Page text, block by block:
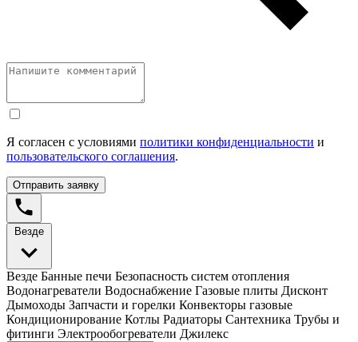
Я согласен с условиями политики конфиденциальности и
пользовательского соглашения.
Отправить заявку
Везде
Везде Банные печи Безопасность систем отопления
Водонагреватели Водоснабжение Газовые плиты Дисконт
Дымоходы Запчасти и горелки Конвекторы газовые
Кондиционирование Котлы Радиаторы Сантехника Трубы и
фитинги Электрообогреватели Джилекс